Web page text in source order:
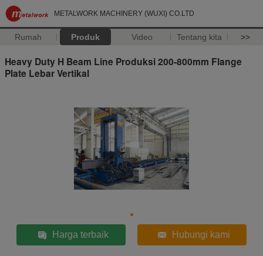
METALWORK MACHINERY (WUXI) CO.LTD
Rumah Produk Video Tentang kita >>
Heavy Duty H Beam Line Produksi 200-800mm Flange
Plate Lebar Vertikal
Harga terbaik Hubungi kami